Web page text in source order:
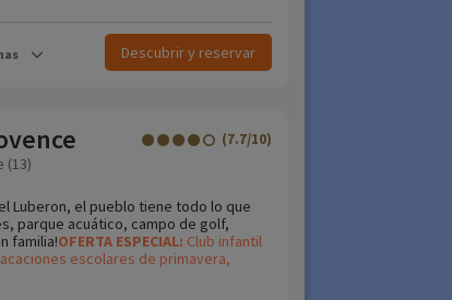
Descubrir y reservar
(7.7/10)
(13)
Luberon, el pueblo tiene todo lo que
parque acuático, campo de golf,
familia!OFERTA ESPECIAL: Club infantil
escolares de primavera,